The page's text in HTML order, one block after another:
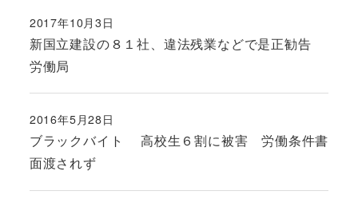
新国立建設の８１社、違法残業などで是正勧告
労働局
投稿日
2017年10月3日
ブラックバイト 高校生６割に被害 労働条件書
面渡されず
投稿日
2016年5月28日